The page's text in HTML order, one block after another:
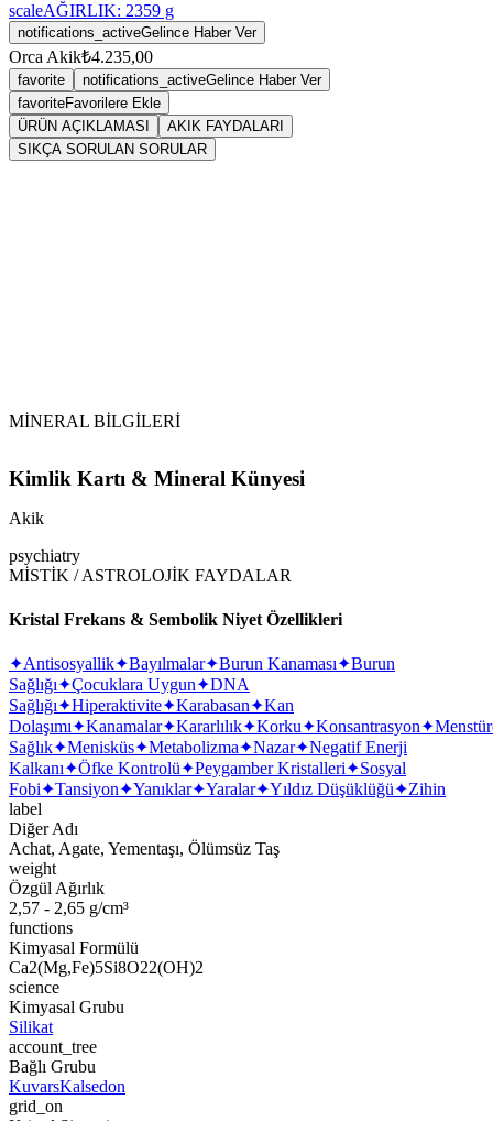
scaleAĞIRLIK: 2359 g
notifications_activeGelince Haber Ver
Orca Akik₺4.235,00
favorite notifications_activeGelince Haber Ver
favoriteFavorilere Ekle
ÜRÜN AÇIKLAMASI
AKIK FAYDALARI
SIKÇA SORULAN SORULAR
MİNERAL BİLGİLERİ
Kimlik Kartı & Mineral Künyesi
Akik
psychiatry
MİSTİK / ASTROLOJİK FAYDALAR
Kristal Frekans & Sembolik Niyet Özellikleri
✦Antisosyallik✦Bayılmalar✦Burun Kanaması✦Burun
Sağlığı✦Çocuklara Uygun✦DNA
Sağlığı✦Hiperaktivite✦Karabasan✦Kan
Dolaşımı✦Kanamalar✦Kararlılık✦Korku✦Konsantrasyon✦
Sağlık✦Menisküs✦Metabolizma✦Nazar✦Negatif Enerji
Kalkanı✦Öfke Kontrolü✦Peygamber Kristalleri✦Sosyal
Fobi✦Tansiyon✦Yanıklar✦Yaralar✦Yıldız Düşüklüğü✦Zihin
label
Diğer Adı
Achat, Agate, Yementaşı, Ölümsüz Taş
weight
Özgül Ağırlık
2,57 - 2,65 g/cm³
functions
Kimyasal Formülü
Ca2(Mg,Fe)5Si8O22(OH)2
science
Kimyasal Grubu
Silikat
account_tree
Bağlı Grubu
KuvarsKalsedon
grid_on